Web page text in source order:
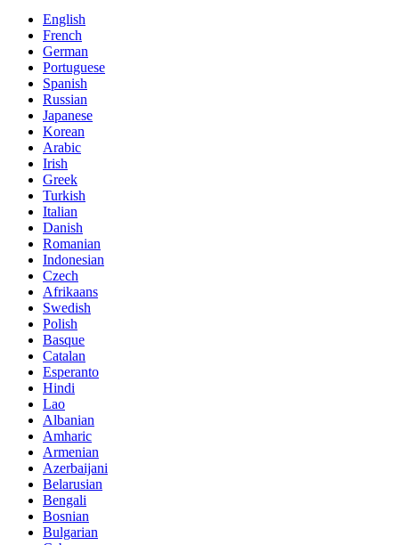
English
French
German
Portuguese
Spanish
Russian
Japanese
Korean
Arabic
Irish
Greek
Turkish
Italian
Danish
Romanian
Indonesian
Czech
Afrikaans
Swedish
Polish
Basque
Catalan
Esperanto
Hindi
Lao
Albanian
Amharic
Armenian
Azerbaijani
Belarusian
Bengali
Bosnian
Bulgarian